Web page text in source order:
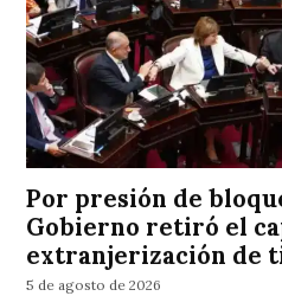
Por presión de
Gobierno retiró el
extranjerización de
5 de agosto de 2026